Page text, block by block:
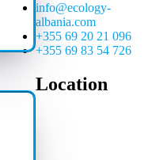
info@ecology-
albania.com
+355 69 20 21 096
+355 69 83 54 726
Location